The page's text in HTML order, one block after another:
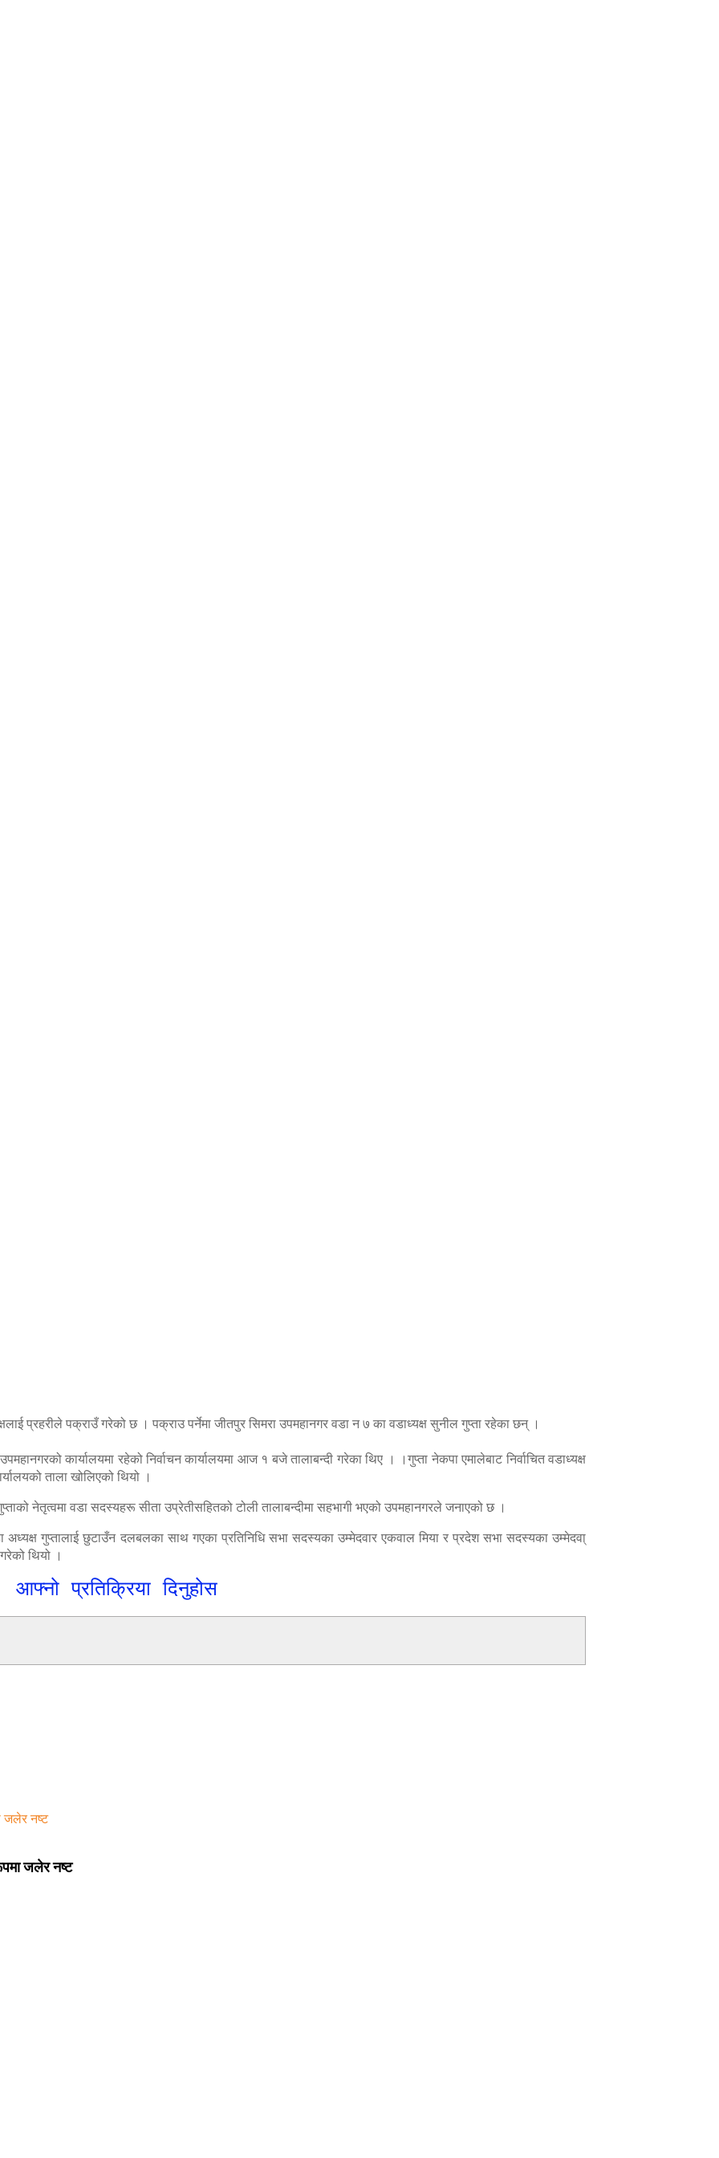
प्रहरीले पक्राउँ गरेको छ । पक्राउ पर्नेमा जीतपुर सिमरा उपमहानगर वडा न ७ का वडाध्यक्ष सुनील गुप्ता रहेका छन् ।
कार्यालयमा रहेको निर्वाचन कार्यालयमा आज १ बजे तालाबन्दी गरेका थिए । ।गुप्ता नेकपा एमालेबाट निर्वाचित वडाध्यक्ष
ताला खोलिएको थियो ।
नेतृत्वमा वडा सदस्यहरू सीता उप्रेतीसहितको टोली तालाबन्दीमा सहभागी भएको उपमहानगरले जनाएको छ ।
गुप्तालाई छुटाउँन दलबलका साथ गएका प्रतिनिधि सभा सदस्यका उम्मेदवार एकवाल मिया र प्रदेश सभा सदस्यका उम्मेदवा्
थियो ।
आफ्नो प्रतिक्रिया दिनुहोस
जलेर नष्ट